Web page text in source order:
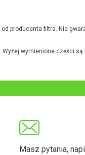
producenta filtra. Nie
wymienione części
Masz pytania,